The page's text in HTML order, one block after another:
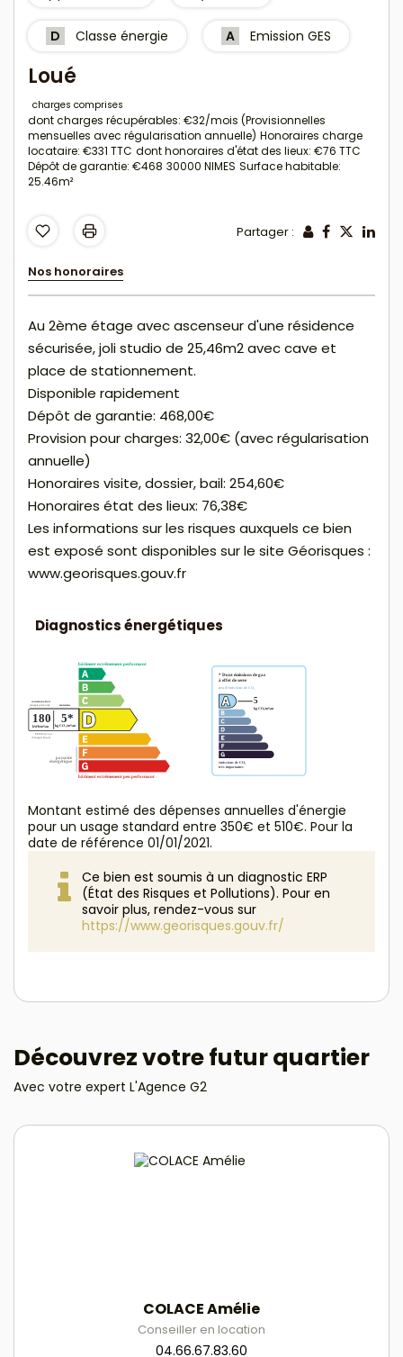
D Classe énergie A Emission GES
Loué
charges comprises
dont charges récupérables: €32/mois (Provisionnelles
mensuelles avec régularisation annuelle) Honoraires charge
locataire: €331 TTC dont honoraires d'état des lieux: €76 TTC
Dépôt de garantie: €468 30000 NIMES Surface habitable:
25.46m²
Partager :
Nos honoraires
Au 2ème étage avec ascenseur d'une résidence
sécurisée, joli studio de 25,46m2 avec cave et
place de stationnement.
Disponible rapidement
Dépôt de garantie: 468,00€
Provision pour charges: 32,00€ (avec régularisation
annuelle)
Honoraires visite, dossier, bail: 254,60€
Honoraires état des lieux: 76,38€
Les informations sur les risques auxquels ce bien
est exposé sont disponibles sur le site Géorisques :
www.georisques.gouv.fr
Diagnostics énergétiques
Montant estimé des dépenses annuelles d'énergie
pour un usage standard entre 350€ et 510€. Pour la
date de référence 01/01/2021.
Ce bien est soumis à un diagnostic ERP
(État des Risques et Pollutions). Pour en
savoir plus, rendez-vous sur
https://www.georisques.gouv.fr/
Découvrez votre futur quartier
Avec votre expert L'Agence G2
COLACE Amélie
Conseiller en location
04.66.67.83.60